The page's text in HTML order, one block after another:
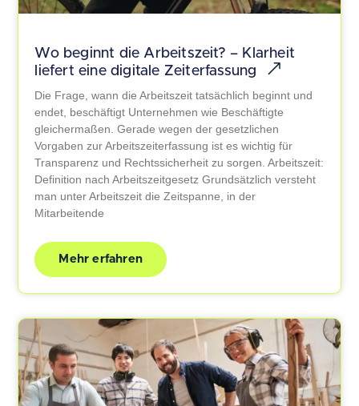
Wo beginnt die Arbeitszeit? – Klarheit
liefert eine digitale Zeiterfassung
Die Frage, wann die Arbeitszeit tatsächlich beginnt und
endet, beschäftigt Unternehmen wie Beschäftigte
gleichermaßen. Gerade wegen der gesetzlichen
Vorgaben zur Arbeitszeiterfassung ist es wichtig für
Transparenz und Rechtssicherheit zu sorgen. Arbeitszeit:
Definition nach Arbeitszeitgesetz Grundsätzlich versteht
man unter Arbeitszeit die Zeitspanne, in der
Mitarbeitende
Mehr erfahren